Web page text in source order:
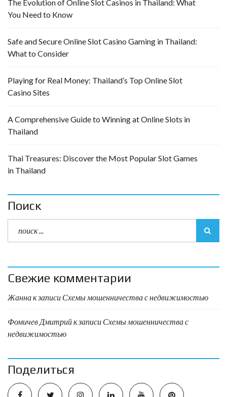
The Evolution of Online Slot Casinos in Thailand: What
You Need to Know
Safe and Secure Online Slot Casino Gaming in Thailand:
What to Consider
Playing for Real Money: Thailand’s Top Online Slot
Casino Sites
A Comprehensive Guide to Winning at Online Slots in
Thailand
Thai Treasures: Discover the Most Popular Slot Games
in Thailand
Поиск
Свежие комментарии
Жаннак записи Схемы мошенничества с недвижимостью
Фомичев Дмитрийк записи Схемы мошенничества с
недвижимостью
Поделиться